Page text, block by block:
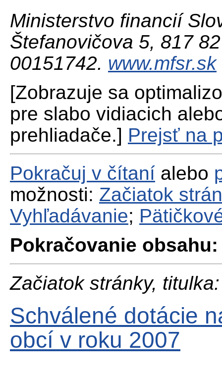
Ministerstvo financií
Štefanovičova 5, 817
00151742. www.mfsr.sk
[Zobrazuje sa
pre slabo vidiacich
prehliadače.] Prejsť na
Pokračuj v čítaní alebo
možnosti: Začiatok
Vyhľadávanie;
Pokračovanie obsahu:
Začiatok stránky, titulka:
Schválené dotácie
obcí v roku 2007